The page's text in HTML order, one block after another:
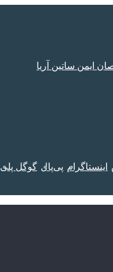
ایمن ساتین آریا
اینستاگرام پی‌پال گوگل پلی